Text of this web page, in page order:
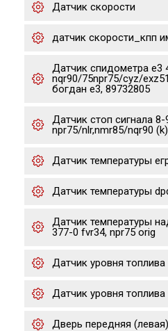
Датчик скорости
датчик скорости_кпп
Датчик спидометра е3
nqr90/75npr75/cyz/
богдан е3, 89732805
Датчик стоп сигнала
npr75/nlr,nmr85/nqr90 (k)
Датчик температуры
Датчик температуры
Датчик температуры
377-0 fvr34, npr75 orig
Датчик уровня топлива
Датчик уровня топлива
Дверь передняя (левая)